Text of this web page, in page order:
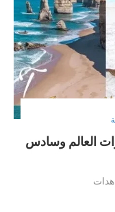
العالم وسادس